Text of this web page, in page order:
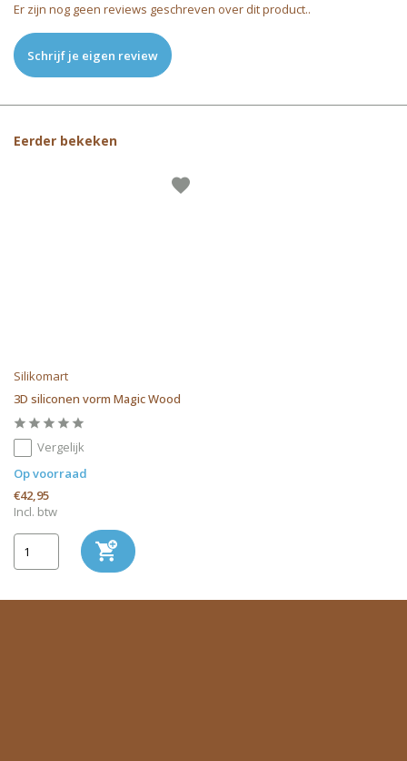
Er zijn nog geen reviews geschreven over dit product..
Schrijf je eigen review
Eerder bekeken
Silikomart
3D siliconen vorm Magic Wood
Vergelijk
Op voorraad
€42,95
Incl. btw